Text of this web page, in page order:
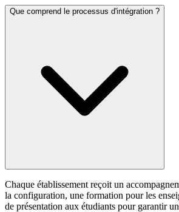
Que comprend le processus d'intégration ?
Chaque établissement reçoit un
la configuration, une formation pour les
de présentation aux étudiants pour garantir